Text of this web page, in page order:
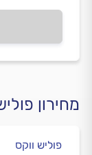
מחירון
פוליש ווקס